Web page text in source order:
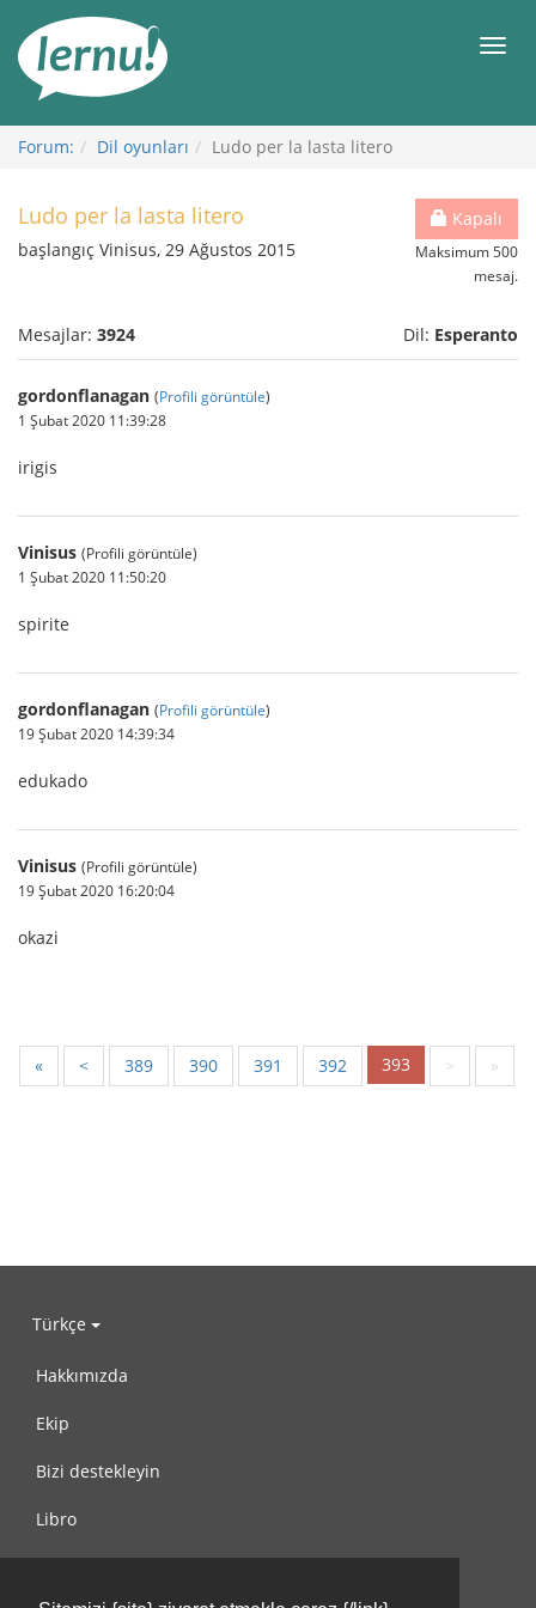
Görüntüleme
Forum: Dil oyunları Ludo per la lasta litero
Kapalı
Maksimum 500
mesaj.
Ludo per la lasta litero
başlangıç Vinisus, 29 Ağustos 2015
Mesajlar: 3924 Dil: Esperanto
gordonflanagan (Profili görüntüle)
1 Şubat 2020 11:39:28
irigis
Vinisus (Profili görüntüle)
1 Şubat 2020 11:50:20
spirite
gordonflanagan (Profili görüntüle)
19 Şubat 2020 14:39:34
edukado
Vinisus (Profili görüntüle)
19 Şubat 2020 16:20:04
okazi
« < 389 390 391 392 393 > »
Türkçe
Hakkımızda
Ekip
Bizi destekleyin
Libro